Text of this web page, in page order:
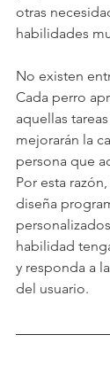
otras
habilidades
No existen
Cada perro
aquellas
mejorarán la
persona que
Por esta razón,
diseña
habilidad
y responda a
del usuario.